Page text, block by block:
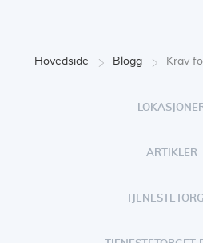
Hovedside Blogg Krav
ARTIKLER